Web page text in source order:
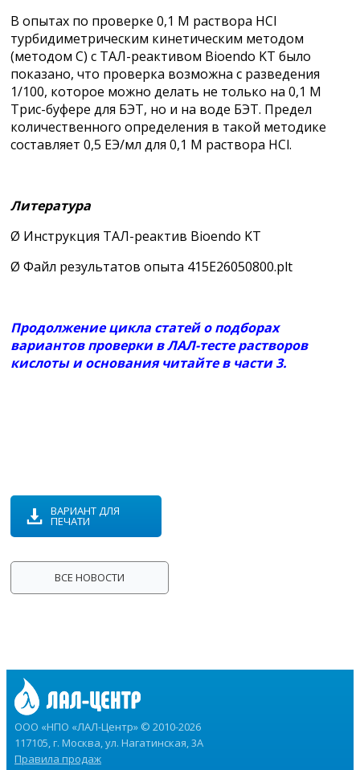
В опытах по проверке 0,1 М раствора HCl
турбидиметрическим кинетическим методом
(методом С) с ТАЛ-реактивом Bioendo KT было
показано, что проверка возможна с разведения
1/100, которое можно делать не только на 0,1 М
Трис-буфере для БЭТ, но и на воде БЭТ. Предел
количественного определения в такой методике
составляет 0,5 ЕЭ/мл для 0,1 М раствора HCl.
Литература
Ø Инструкция ТАЛ-реактив Bioendo KT
Ø Файл результатов опыта 415Е26050800.plt
Продолжениецикла статей о подборах
вариантов проверки в ЛАЛ-тесте растворов
кислоты и основания читайте в части 3.
ВАРИАНТ ДЛЯ
ПЕЧАТИ
ВСЕ НОВОСТИ
ООО «НПО «ЛАЛ-Центр» © 2010-2026
117105, г. Москва, ул. Нагатинская, 3А
Правила продаж